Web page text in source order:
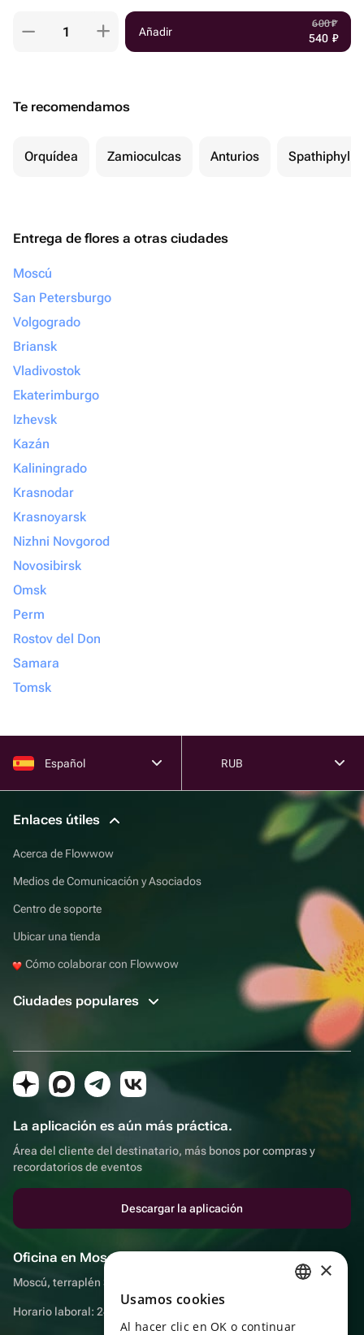
Añadir
600₽
540 ₽
Te recomendamos
Orquídea Zamioculcas Anturios
Entrega de flores a otras ciudades
Moscú
San Petersburgo
Volgogrado
Briansk
Vladivostok
Ekaterimburgo
Izhevsk
Kazán
Kaliningrado
Krasnodar
Krasnoyarsk
Nizhni Novgorod
Novosibirsk
Omsk
Perm
Rostov del Don
Samara
Tomsk
Español RUB
Enlaces útiles
Acerca de Flowwow
Medios de Comunicación y Asociados
Centro de soporte
Ubicar una tienda
Cómo colaborar con Flowwow
Ciudades populares
La aplicación es aún más práctica.
Área del cliente del destinatario, más bonos por compras y
recordatorios de eventos
Descargar la aplicación
Oficina en Moscú
Moscú, terraplén Sadovnicheskaya, 9, sala 2/3
Horario laboral: 24 horas
ENGLISH
×
Usamos cookies
Al hacer clic en OK o continuar